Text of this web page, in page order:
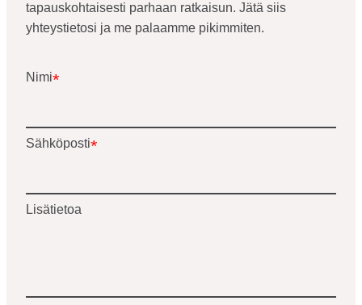
tapauskohtaisesti parhaan ratkaisun. Jätä siis
yhteystietosi ja me palaamme pikimmiten.
"*"
pakolliset
kentät
Nimi*
Nimi*
Sähköposti*
Lisätietoa